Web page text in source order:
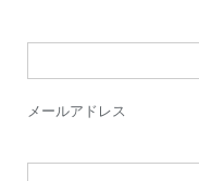
メールアドレス